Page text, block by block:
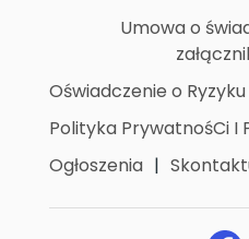
Umowa o
Oświadczenie o Ryzyku
Polityka PrywatnośCi I
Ogłoszenia